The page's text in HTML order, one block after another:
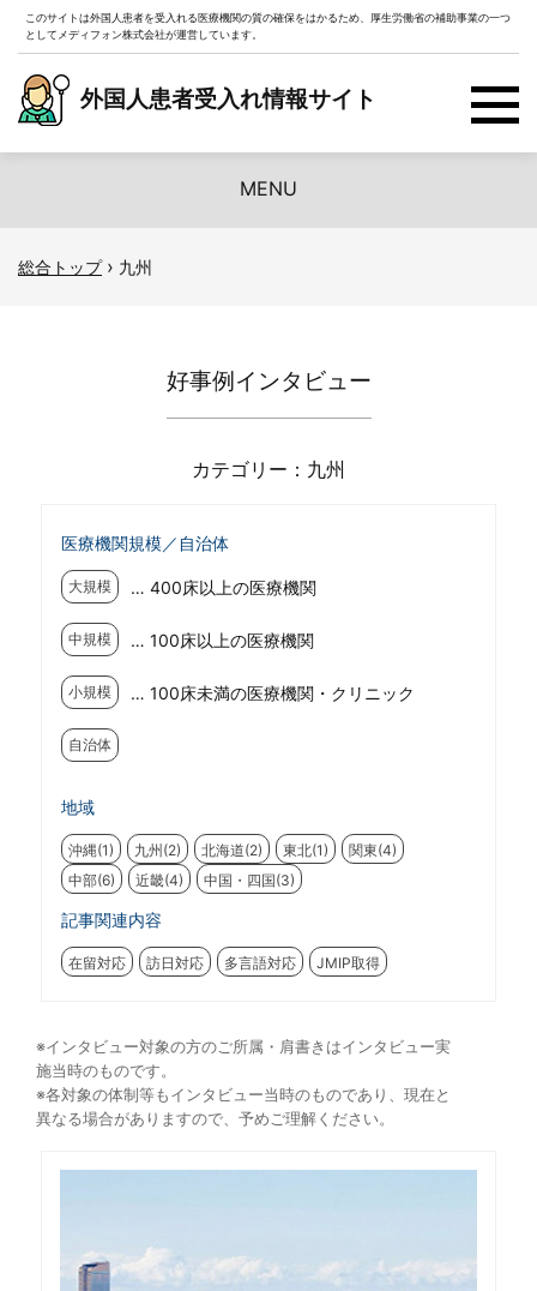
このサイトは外国人患者を受入れる医療機関の質の確保をはかるため、厚生労働省の補助事業の一つ
としてメディフォン株式会社が運営しています。
外国人患者受入れ情報サイト
MENU
総合トップ › 九州
好事例インタビュー
カテゴリー：九州
医療機関規模／自治体
大規模 … 400床以上の医療機関
中規模 … 100床以上の医療機関
小規模 … 100床未満の医療機関・クリニック
自治体
地域
沖縄(1) 九州(2) 北海道(2) 東北(1)
関東(4)
中部(6)
近畿(4) 中国・四国(3)
記事関連内容
在留対応 訪日対応 多言語対応 JMIP取得
※インタビュー対象の方のご所属・肩書きはインタビュー実
施当時のものです。
※各対象の体制等もインタビュー当時のものであり、現在と
異なる場合がありますので、予めご理解ください。